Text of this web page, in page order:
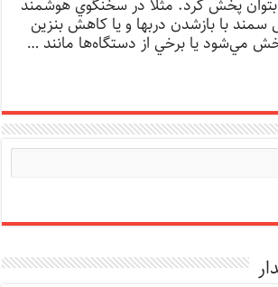
بتوان پخش كرد. مثلاً در سخنگوي هوشمند
سمند با بازشدن دربها و يا كاهش بنزين
مي‌شود يا برخي از دستگاه‌ها مانند …